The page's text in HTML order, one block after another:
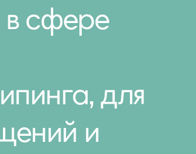
в сфере
для
и